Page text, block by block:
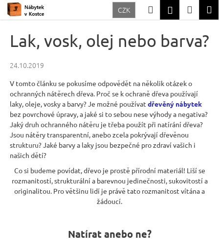
Přejít
CZK HledatPřihlášení
Lak, vosk, olej nebo barva?
24.10.2019
V tomto článku se pokusíme odpovědět na několik otázek o
ochranných nátěrech dřeva. Proč se k ochraně dřeva používají
laky, oleje, vosky a barvy? Je možné používat dřevěný nábytek
bez povrchové úpravy, a jaké si to sebou nese výhody a negativa?
Jaký druh ochranného nátěru je třeba použít při natírání dřeva?
Jsou nátěry transparentní, anebo zcela pokrývají dřevěnou
strukturu? Jaké barvy a laky jsou bezpečné pro zdraví vašich i
našich dětí?
Co si budeme povídat, dřevo je prostě přírodní materiál! Liší se
rozmanitostí, strukturální a barevnou jedinečnosti, sukovitostí a
originalitou. Pro většinu lidí je právě tato rozmanitost vítána a
žádoucí.
Natírat anebo ne?
o
o
p
o
t
ř
e
b
j
e